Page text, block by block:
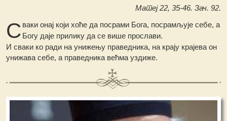
Матеј 22, 35-46. Зач. 92.
С ваки онај који хоће да посрами Бога, посрамљује себе, а
Богу даје прилику да се више прослави.
И сваки ко ради на унижењу праведника, на крају крајева он
унижава себе, а праведника већма уздиже.